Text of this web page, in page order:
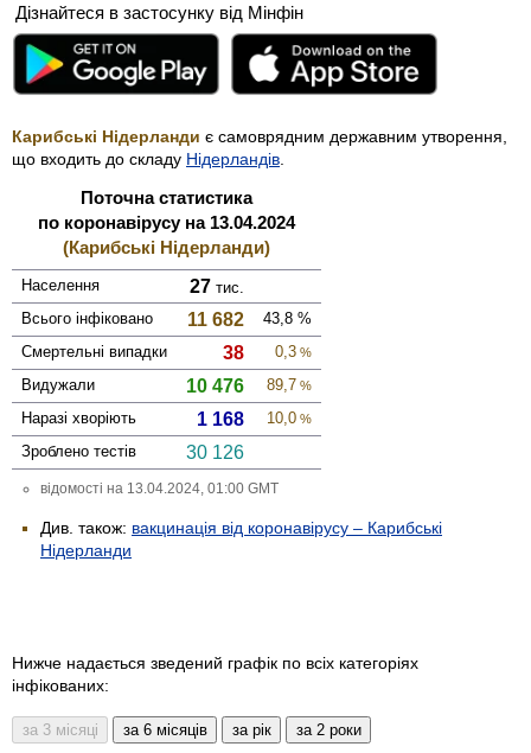
Дізнайтеся в застосунку від Мінфін
Карибські Нідерланди є самоврядним державним утворення,
що входить до складу Нідерландів
Поточна статистика
по коронавірусу на 13.04.2024
(Карибські Нідерланди)
Населення 27 тис.
Всього інфі­ковано
11 682 43,8 %
Смер­тельні випадки
38 0,3 %
Виду­жали 10 476 89,7 %
Наразі хворіють 1 168 10,0 %
Зроблено тестів 30 126
відомості на 13.04.2024, 01:00 GMT
Див. також: вакцинація від коронавірусу – Карибські
Нідерланди
Нижче надається зведений графік по всіх категоріях
інфікованих: